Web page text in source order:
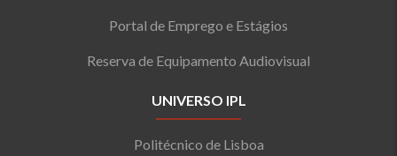
Portal de Emprego e Estágios
Reserva de Equipamento Audiovisual
UNIVERSO IPL
Politécnico de Lisboa